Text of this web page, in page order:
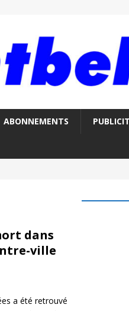
ABONNEMENTS
dans
ville
a été retrouvé